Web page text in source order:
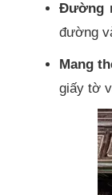
Đường
đường
Mang
giấy tờ